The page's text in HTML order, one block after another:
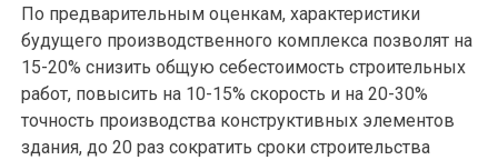
По предварительным оценкам, характеристики
будущего производственного комплекса позволят на
15-20% снизить общую себестоимость строительных
работ, повысить на 10-15% скорость и на 20-30%
точность производства конструктивных элементов
здания, до 20 раз сократить сроки строительства